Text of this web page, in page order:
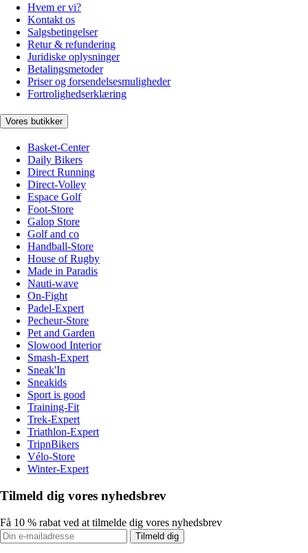
Hvem er vi?
Kontakt os
Salgsbetingelser
Retur & refundering
Juridiske oplysninger
Betalingsmetoder
Priser og forsendelsesmuligheder
Fortrolighedserklæring
Vores butikker
Basket-Center
Daily Bikers
Direct Running
Direct-Volley
Espace Golf
Foot-Store
Galop Store
Golf and co
Handball-Store
House of Rugby
Made in Paradis
Nauti-wave
On-Fight
Padel-Expert
Pecheur-Store
Pet and Garden
Slowood Interior
Smash-Expert
Sneak'In
Sneakids
Sport is good
Training-Fit
Trek-Expert
Triathlon-Expert
TripnBikers
Vélo-Store
Winter-Expert
Tilmeld dig vores nyhedsbrev
Få 10 % rabat ved at tilmelde dig vores nyhedsbrev
Tilmeld dig